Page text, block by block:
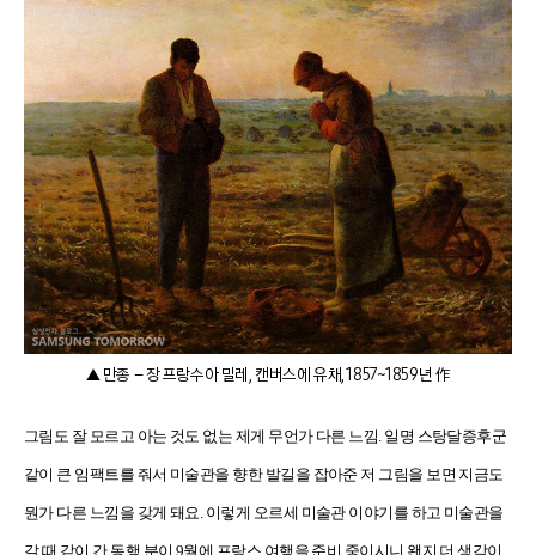
▲ 만종 – 장 프랑수아 밀레, 캔버스에 유채, 1857~1859년 作
그림도 잘 모르고 아는 것도 없는 제게 무언가 다른 느낌. 일명 스탕달증후군
같이 큰 임팩트를 줘서 미술관을 향한 발길을 잡아준 저 그림을 보면 지금도
뭔가 다른 느낌을 갖게 돼요. 이렇게 오르세 미술관 이야기를 하고 미술관을
갈 때 같이 간 동행 분이 9월에 프랑스 여행을 준비 중이시니 왠지 더 생각이